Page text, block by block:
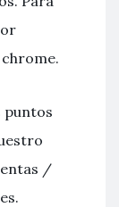
puntos
/